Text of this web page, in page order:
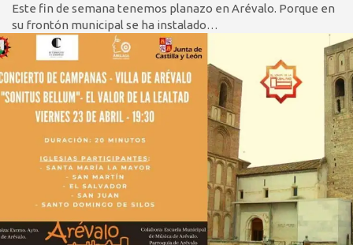
Este fin de semana tenemos planazo en Arévalo. Porque en
su frontón municipal se ha instalado…